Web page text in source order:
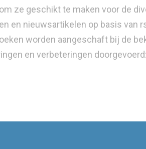
ze geschikt te maken voor de
en nieuwsartikelen op basis van
worden aangeschaft bij de
en verbeteringen doorgevoerd: